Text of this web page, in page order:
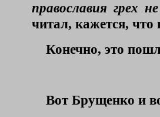
православия грех
читал, кажется, что
Конечно, это
Вот Брущенко и